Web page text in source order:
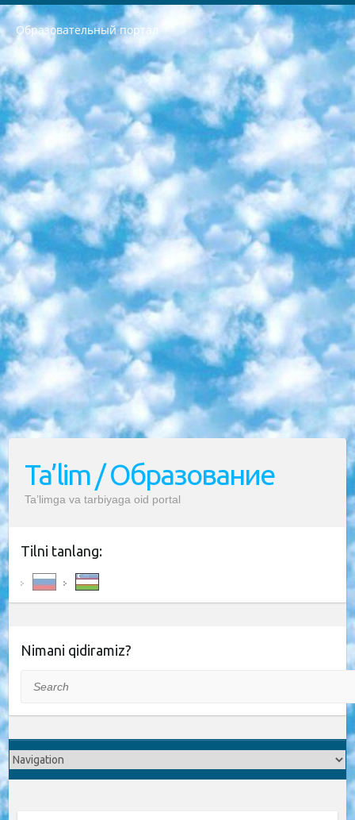
Образовательный портал
РЕСПУБЛИКА УЗБЕКИСТАН МИНИСТРЕРСТВО ДОШКОЛЬНОГО И ШКОЛЬНОГО ОБРАЗОВАНИЯ КОМАНДА в общеобразовательных учреждениях в 2023-2024 учебном году организация и проведение итоговой государственной аттестации обучающихся о Министра дошкольного и школьного образования Республики Узбекистан от 4 марта 2008 года (постановлением Минюста от 20 марта 2008 года № 1778 государственной регистрации) «Итоговое состояние учащихся общего среднего образования на основании положения об утверждении положения об аттестации общего среднего образования выпускной экзамен студентов в образовательных учреждениях в 2023-2024 учебном году В целях организации и прохождения аттестации приказываю: 1. Следующее: перечень предметов, по которым будет проводиться итоговая государственная аттестация и экзамен формы перевода согласно приложению 1; сертификаты международного образца, оценивающие уровень владения иностранными языками перечень согласно приложению 2; 2. Педагогический при специализированных образовательных учреждениях. научно-практический центр квалификации и международной оценки (Д.Давидова) 2024 г. До 25 марта: задания по предметам, по которым будет проводиться итоговая аттестация разработка и утверждение технических условий; итоговая аттестация на основании разработанного предметного задания разработка вопросов по предметам (устно и письменно), экзамен передача; общеобразовательные средние школы и специальные учебные заведения учащиеся выпускных классов школ и интернатов в агентской системе подготовка базы данных экзаменационных материалов и критериев оценки; перевод базы экзаменационных материалов на все языки обучения подать в Республиканский образовательный центр для изготовления; варианты экзаменов на основе разработанных контрольных материалов пусть будут поставлены задачи формирования. 3. Республиканский образовательный центр (Ш.Худайкулов) до 5 апреля 2024 года. до: база данных предоставленных экзаменационных материалов на все языки обучения перевод и экспертиза; для слепых, слабовидящих, глухих, слабослышащих и умственно отсталых детей учащиеся выпускных классов специализированных школ и школ-интернатов база данных экзаменационных материалов на всех преподаваемых языках подготовка критериев оценки; специализированные школы для умственно отсталых детей и технологии для учащихся выпускных классов школ-интернатов разработка соответствующих рекомендаций и критериев проведения ЕГЭ по естествознанию давать задания. 4. Педагогический при специализированных образовательных учреждениях. Научно-практический центр навыков и международной оценки (Д.Давидова), Республика образовательный центр (Худайкулов Ш.) итоговый государственный аттестационный экзамен ориентирован на творческое и логическое мышление при подготовке базы материалов учитывать введение заданий. 5. Следует отметить, что: сертификат государственного образца о знании общеобразовательного предмета и как минимум национальный уровень B1 по предметам на иностранных языках, указанным в Приложении 2. или международно признанный сертификат эквивалентного уровня студенты, изучающие определенный предмет, освобождаются от экзамена; по соответствующим предметам запланирована итоговая государственная аттестация за день до дня, путем жеребьевки Рабочей группой (в письменной форме по предметам, проводимым в форме) из числа сформированных вариантов выбрано 2 варианта; 2 выбранных варианта экзамена анонсированы на официальном сайте министерства и все выпускники по всей стране на основе этих вариантов проводит итоговую государственную аттестацию. 6. Государственное образование учащихся средних общеобразовательных учреждений. знания в соответствии с квалификационными требованиями, которые необходимо приобрести на основании стандартов итоговый (выпускной) контроль для 9 и 11 классов в целях тестирования Экзамены (далее – экзамены) состоят из предметов, перечисленных в приложении 1. будет сделано. 7. Экзамены пройдут с 26 мая по 15 июня 2024 г. (кроме науки физического воспитания). 8. Физическая для учащихся 9 классов общесредних образовательных учреждений. Экзамены по предмету «Образование, квалификация медицина» 1-6 мая 2024 года. сотрудники перевести под присмотр (с отклонениями в физическом или умственном развитии) специализированная школа для детей, школы-интернаты и со сколиозом школы-интернаты санаторного типа для больных детей исключены). 9. Он был слепым, слабовидящим и имел нарушения опорно-двигательного аппарата. экзамены в специализированных школах и интернатах для детей должны проводиться исходя из требований, предъявляемых к общеобразовательным учреждениям (физкультура кроме науки). 10. Специализированная школа для глухих и слабослышащих детей. и экзамены в интернатах и быть реализован в виде письменного теста по математике. 11. Специальность для умственно отсталых детей. Для 9 класса Родной язык и литературное письмо Государственный язык (язык обучения – узбекский). для неклассов) написано Математическое письмо Письменная/устная история Узбекистана Физическое воспитание практично Итоговый контроль Для 11 класса Написание родного языка и литературы (эссе) Математическое письмо Узбекский язык (обучение на узбекском языке) не посещающее общее среднее образование для учреждений)/Образовательное учреждение выбор письменный и устный Иностранный язык письменный/устный Письменная/устная история Узбекистана *По выбору студента:  Химия  Физика  Основы государственного права  География 10 бесплатных образовательных ресурсов - Мы составили подборку онлайн-проектов с интерактивными упражнениями, видеолекциями и статьями. Они помогут вам обрести новые и освежить старые знания бесплатно. 1. «ИНТУИТ» Старейшая образовательная площадка Рунета. Здесь вы найдёте сотни текстовых и видеокурсов на десятки различных тем — от программирования до психологии. Многие курсы подготовлены российскими университетами и крупными международными компаниями вроде Intel и Microsoft. Самостоятельное обучение бесплатное, но желающие могут оплатить услуги персональных наставников. 2. «Смартия» знакомит с актуальными профессиями и подсказывает, как им обучаться. Выбрав заинтересовавшую вас специальность — SMM-специалист, фотограф, веб-дизайнер или другую, — увидите список необходимых для неё умений. Чтобы вы могли освоить их самостоятельно, для каждого умения площадка отображает подборку ссылок на учебные материалы. Хотя «Смартия» ориентируется на русскоязычную аудиторию, часть контента всё же доступна только на английском. 3. «Лекторий Физтеха» Проект Московского физико-технического института (Физтеха). С его помощью вы можете смотреть онлайн серии лекций, записанные на видео в этом вузе. В числе доступных предметов — физика, биология, химия, информационные технологии и другие. К некоторым лекциям администрация ресурса прилагает готовые конспекты, которые можно скачивать в PDF-формате. 4. ITMOcourses Онлайн-площадка Санкт-Петербургского национального исследовательского университета информационных технологий, механики и оптики (ИТМО). Ресурс предоставляет свободный доступ к курсам, разработанным в этом вузе. Каталог материалов разбит на четыре категории: «Оптические системы и технологии», «Приборостроение и робототехника», «Информационные технологии» и «Биотехнологии». Курсы состоят из видеолекций, интерактивных демонстраций и заданий. 5. «КиберЛенинка» Электронная научная библиотека открытого доступа. Каталог площадки регулярно обрастает текстами статей из различных научных изданий. Сгруппированные по журналам и рубрикам публикации можно читать онлайн или скачивать целиком в PDF-формате. Проект нацелен на популяризацию науки за счёт открытого доступа к качественной информации. 6. «ПостНаука» На этом ресурсе публикуют подборки видеолекций, составленные экспертами из разных отраслей и объединённые общими темами. Среди них, к примеру, есть серии «Биоинформатика и геномика», «Культура средневековой Скандинавии» и Cinema Studies о теории кино. Каждая подборка лекций — логически связанная история, рассказанная экспертом от первого лица. Кроме того, на сайте появляются научно-образовательные статьи и тесты на разные темы. 7. «Newочём» Команда проекта «Newочём» отбирает самые интересные тексты из англоязычных СМИ и переводит те из них, за которые голосуют участники сообщества «ВКонтакте». По большей части это научно-популярные статьи. Редакторы придумывают лишь заголовки, в остальном содержание переводов соответствует оригиналам. Полные тексты можно читать прямо в социальной сети. 8. InternetUrok Онлайн-база материалов по основным дисциплинам школьной программы. Информация на сайте структурирована по классам, предметам и темам (урокам). Каждый урок состоит из видеолекций и конспектов. Есть также интерактивные тренажёры и тесты для закрепления пройденного материала. Даже если вы давно окончили школу, возможность повторить программу старших классов всегда может пригодиться. 9. Edutainme Ещё один ресурс об образовании. В отличие от Newtonew, как мне кажется, Edutainme больше ориентируется на представителей индустрии: педагогов, предпринимателей, разработчиков образовательных проектов. Но и любой, кто просто стремится к саморазвитию, найдёт на сайте много полезного и интересного для себя. Например, информацию о новых курсах и образовательных сервисах. 10. Newtonew Онлайн-медиа об образовании и обучении в широком смысле. Авторы Newtonew пишут об инструментах, заведениях, тактиках и стратегиях, которые помогают учить других и получать новые знания самостоятельно. На этой площадке вы найдёте новости, обзоры, аналитические мат
Ta’lim / Образование
Ta’limga va tarbiyaga oid portal
Tilni tanlang:
Nimani qidiramiz?